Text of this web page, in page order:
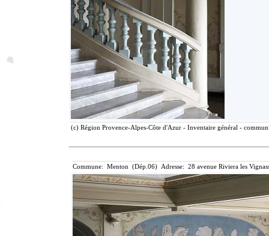
(c) Région Provence-Alpes-Côte d'Azur - Inventaire général -
Commune: Menton (Dép.06) Adresse: 28 avenue Riviera les